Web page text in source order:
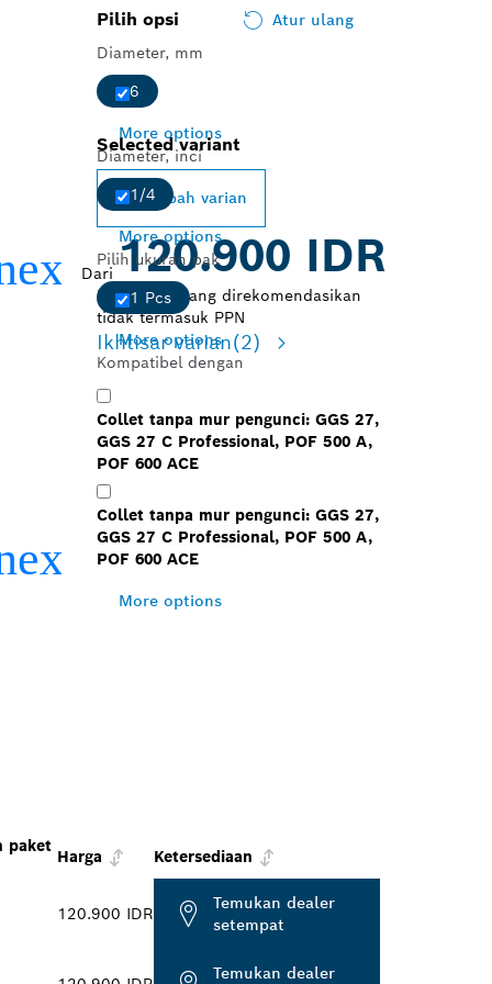
Pilih opsi
Atur ulang
Diameter, mm
6
More options
Diameter, inci
1/4
More options
Pilih ukuran pak
1 Pcs
More options
Kompatibel dengan
Collet tanpa mur pengunci: GGS 27,
GGS 27 C Professional, POF 500 A,
POF 600 ACE
Collet tanpa mur pengunci: GGS 27,
GGS 27 C Professional, POF 500 A,
POF 600 ACE
More options
Selected variant
Ubah varian
Dari 120.900 IDR
Harga ritel yang direkomendasikan
tidak termasuk PPN
Ikhtisar varian(2)
paket
Harga Ketersediaan
120.900 IDR
Temukan dealer
setempat
Temukan dealer